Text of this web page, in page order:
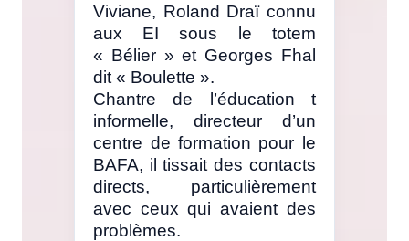
Viviane, Roland Draï connu
aux EI sous le totem
« Bélier » et Georges Fhal
dit « Boulette ».
Chantre de l’éducation t
informelle, directeur d’un
centre de formation pour le
BAFA, il tissait des contacts
directs, particulièrement
avec ceux qui avaient des
problèmes.